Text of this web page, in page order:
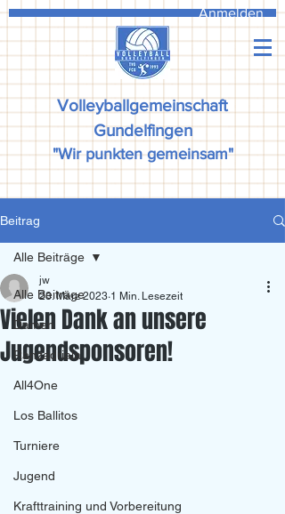
Anmelden
Volleyballgemeinschaft
Gundelfingen
"Wir punkten gemeinsam"
Beitrag
Alle Beiträge
Damen
Ranzadriala
All4One
Los Ballitos
Turniere
Jugend
Krafttraining und Vorbereitung
Alle Beiträge
Vielen Dank an unsere
Jugendsponsoren!
jw
23. März 2023 1 Min. Lesezeit